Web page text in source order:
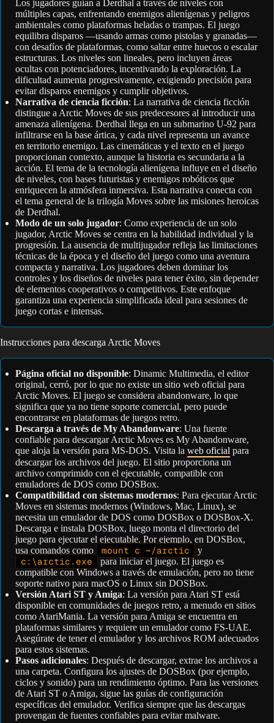
Los jugadores guían a Derdhal a través de niveles con
múltiples capas, enfrentando enemigos alienígenas y peligros
ambientales como plataformas heladas o trampas. El juego
equilibra disparos —usando armas como pistolas y granadas—
con desafíos de plataformas, como saltar entre huecos o escalar
estructuras. Los niveles son lineales, pero incluyen áreas
ocultas con potenciadores, incentivando la exploración. La
dificultad aumenta progresivamente, exigiendo precisión para
evitar disparos enemigos y cumplir objetivos.
Narrativa de ciencia ficción: La narrativa de ciencia ficción
distingue a Arctic Moves de sus predecesores al introducir una
amenaza alienígena. Derdhal llega en un submarino U-92 para
infiltrarse en la base ártica, y cada nivel representa un avance
en territorio enemigo. Las cinemáticas y el texto en el juego
proporcionan contexto, aunque la historia es secundaria a la
acción. El tema de la tecnología alienígena influye en el diseño
de niveles, con bases futuristas y enemigos robóticos que
enriquecen la atmósfera inmersiva. Esta narrativa conecta con
el tema general de la trilogía Moves sobre las misiones heroicas
de Derdhal.
Modo de un solo jugador: Como experiencia de un solo
jugador, Arctic Moves se centra en la habilidad individual y la
progresión. La ausencia de multijugador refleja las limitaciones
técnicas de la época y el diseño del juego como una aventura
compacta y narrativa. Los jugadores deben dominar los
controles y los diseños de niveles para tener éxito, sin depender
de elementos cooperativos o competitivos. Este enfoque
garantiza una experiencia simplificada ideal para sesiones de
juego cortas e intensas.
Instrucciones para descarga Arctic Moves
Página oficial no disponible: Dinamic Multimedia, el editor
original, cerró, por lo que no existe un sitio web oficial para
Arctic Moves. El juego se considera abandonware, lo que
significa que ya no tiene soporte comercial, pero puede
encontrarse en plataformas de juegos retro.
Descarga a través de My Abandonware: Una fuente
confiable para descargar Arctic Moves es My Abandonware,
que aloja la versión para MS-DOS. Visita la web oficial para
descargar los archivos del juego. El sitio proporciona un
archivo comprimido con el ejecutable, compatible con
emuladores de DOS como DOSBox.
Compatibilidad con sistemas modernos: Para ejecutar Arctic
Moves en sistemas modernos (Windows, Mac, Linux), se
necesita un emulador de DOS como DOSBox o DOSBox-X.
Descarga e instala DOSBox, luego monta el directorio del
juego para ejecutar el ejecutable. Por ejemplo, en DOSBox,
usa comandos como
mount c ~/arctic y
c:\arctic.exe para iniciar el juego. El juego es
compatible con Windows a través de emulación, pero no tiene
soporte nativo para macOS o Linux sin DOSBox.
Versión Atari ST y Amiga: La versión para Atari ST está
disponible en comunidades de juegos retro, a menudo en sitios
como AtariMania. La versión para Amiga se encuentra en
plataformas similares y requiere un emulador como FS-UAE.
Asegúrate de tener el emulador y los archivos ROM adecuados
para estos sistemas.
Pasos adicionales: Después de descargar, extrae los archivos a
una carpeta. Configura los ajustes de DOSBox (por ejemplo,
ciclos y sonido) para un rendimiento óptimo. Para las versiones
de Atari ST o Amiga, sigue las guías de configuración
específicas del emulador. Verifica siempre que las descargas
provengan de fuentes confiables para evitar malware.